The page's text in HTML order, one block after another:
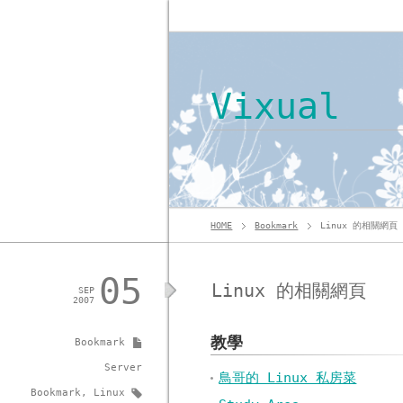
Vixual
HOME Bookmark Linux 的相關網頁
Linux 的相關網頁
教學
鳥哥的 Linux 私房菜
05
SEP
2007
Bookmark
Server
Bookmark , Linux